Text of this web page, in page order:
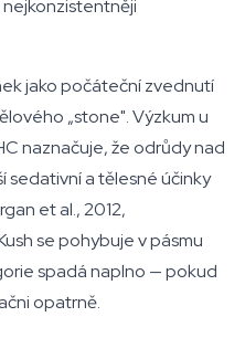
nejkonzistentněji
jako počáteční zvednutí
„stone". Výzkum u
naznačuje, že odrůdy nad
sedativní a tělesné účinky
et al., 2012,
se pohybuje v pásmu
spadá naplno — pokud
opatrně.